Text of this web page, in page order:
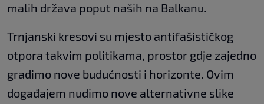
malih država poput naših na Balkanu.
Trnjanski kresovi su mjesto antifašističkog
otpora takvim politikama, prostor gdje zajedno
gradimo nove budućnosti i horizonte. Ovim
događajem nudimo nove alternativne slike